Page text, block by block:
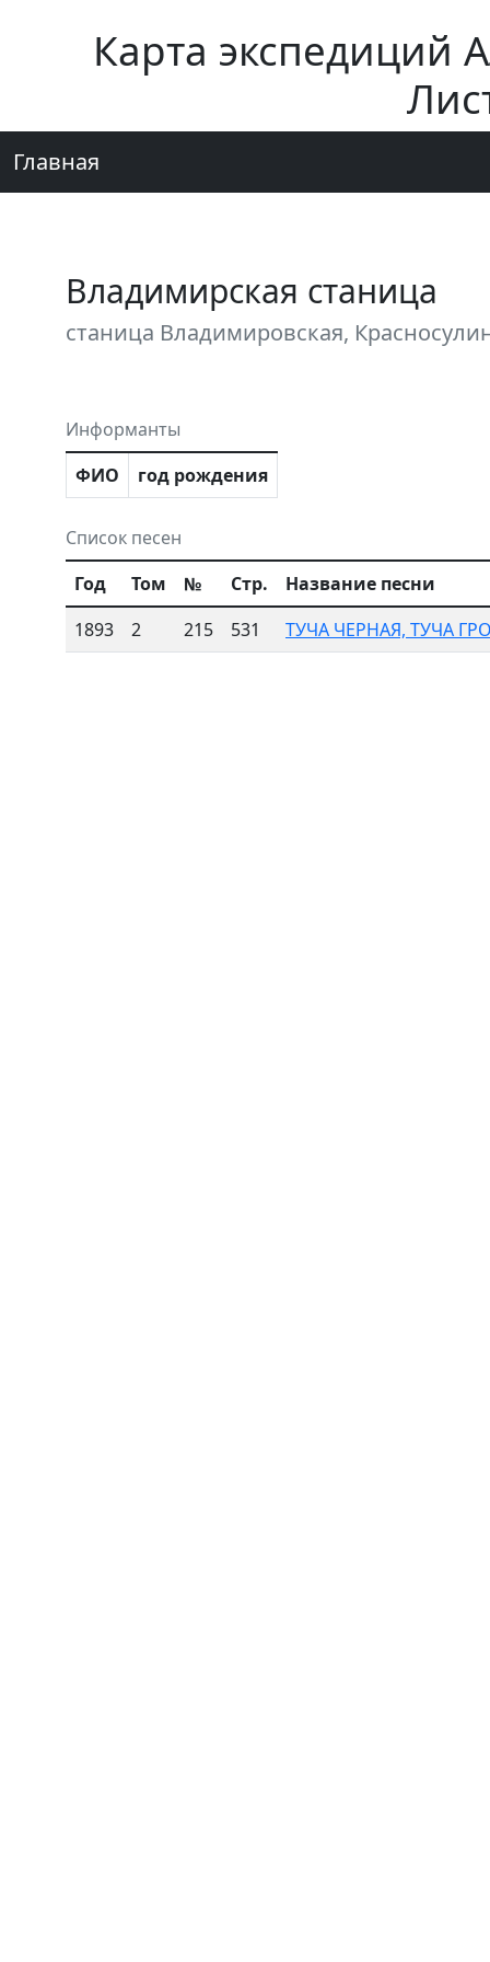
Карта экспедиций
Главная
Владимирская станица
станица Владимировская,
Информанты
ФИО
год рождения
Список песен
Год
Том № Стр.
Название песни
1893
2 215 531 ТУЧА ЧЕРНАЯ, ТУЧА